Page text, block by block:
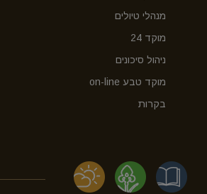
מנהלי טיולים
מוקד 24
ניהול סיכונים
מוקד טבע on-line
בקרות